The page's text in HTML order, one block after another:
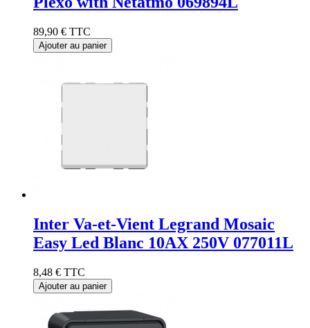
89,90 € TTC
Ajouter au panier
Inter Va-et-Vient Legrand Mosaic
Easy Led Blanc 10AX 250V 077011L
8,48 € TTC
Ajouter au panier